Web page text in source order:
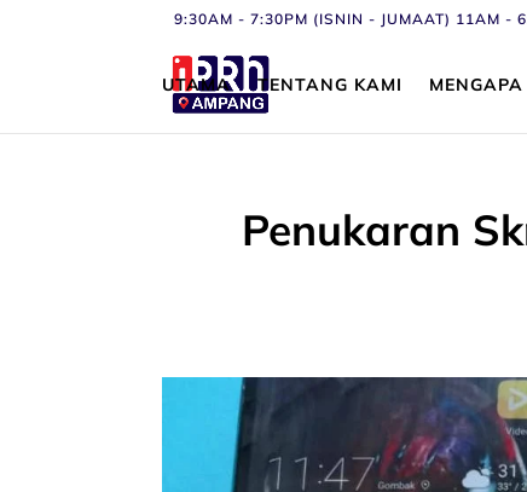
9:30AM - 7:30PM (ISNIN - JUMAAT) 11AM -
UTAMA TENTANG KAMI
Penukaran